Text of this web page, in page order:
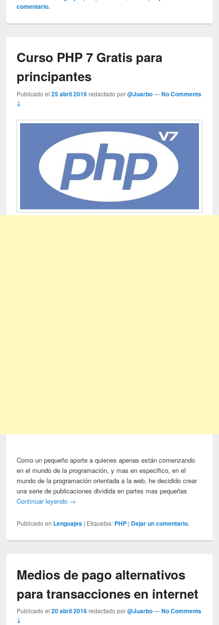
comentario.
Curso PHP 7 Gratis para
principantes
Publicado el25 abril 2016 redactado por@Juarbo —No Comments
↓
Como un pequeño aporte a quienes apenas están comenzando
en el mundo de la programación, y mas en especifico, en el
mundo de la programación orientada a la web, he decidido crear
una serie de publicaciones dividida en partes mas pequeñas
Continuar leyendo →
Publicado en Lenguajes | Etiquetas: PHP | Dejar un comentario.
Medios de pago alternativos
para transacciones en internet
Publicado el20 abril 2016 redactado por@Juarbo —No Comments
↓